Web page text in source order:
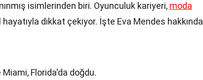
isimlerinden biri. Oyunculuk kariyeri, moda
hayatıyla dikkat çekiyor. İşte Eva Mendes hakkında
Florida'da doğdu.